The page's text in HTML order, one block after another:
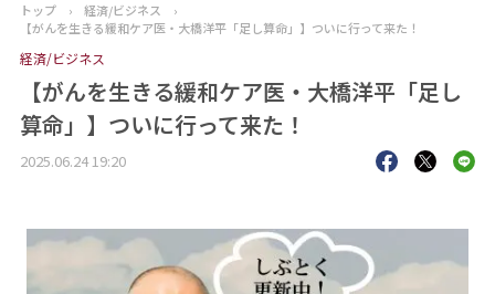
ニュース
おすすめコンテンツ
出版物
トップ › 経済/ビジネス
›
【がんを生きる緩和ケア医・大橋洋平「足し算命」】ついに行って来た！
経済/ビジネス
【がんを生きる緩和ケア医・大橋洋平「足し
算命」】ついに行って来た！
2025.06.24 19:20